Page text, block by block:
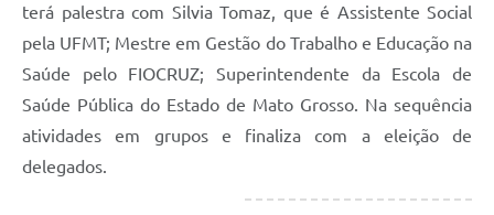
terá palestra com Silvia Tomaz, que é Assistente Social
pela UFMT; Mestre em Gestão do Trabalho e Educação na
Saúde pelo FIOCRUZ; Superintendente da Escola de
Saúde Pública do Estado de Mato Grosso. Na sequência
atividades em grupos e finaliza com a eleição de
delegados.